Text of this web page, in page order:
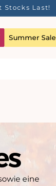
Stocks Last!
Summer Sale
eine